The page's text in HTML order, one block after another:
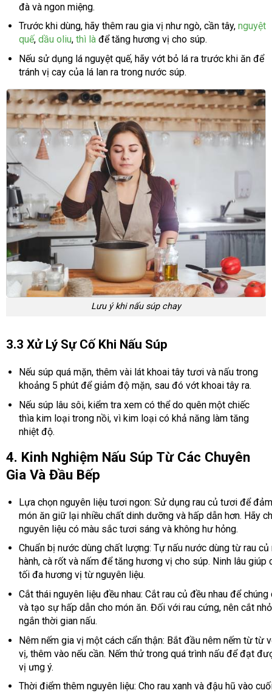
đà và ngon miệng.
Trước khi dùng, hãy thêm rau gia vị như ngò, cần tây, nguyệt
quế, dầu oliu, thì làđể tăng hương vị cho súp.
Nếu sử dụng lá nguyệt quế, hãy vớt bỏ lá ra trước khi ăn để
tránh vị cay của lá lan ra trong nước súp.
Lưu ý khi nấu súp chay
3.3 Xử Lý Sự Cố Khi Nấu Súp
Nếu súp quá mặn, thêm vài lát khoai tây tươi và nấu trong
khoảng 5 phút để giảm độ mặn, sau đó vớt khoai tây ra.
Nếu súp lâu sôi, kiểm tra xem có thể do quên một chiếc
thìa kim loại trong nồi, vì kim loại có khả năng làm tăng
nhiệt độ.
4. Kinh Nghiệm Nấu Súp Từ Các Chuyên
Gia Và Đầu Bếp
Lựa chọn nguyên liệu tươi ngon: Sử dụng rau củ tươi để
món ăn giữ lại nhiều chất dinh dưỡng và hấp dẫn hơn. Hãy
nguyên liệu có màu sắc tươi sáng và không hư hỏng.
Chuẩn bị nước dùng chất lượng: Tự nấu nước dùng từ rau củ
hành, cà rốt và nấm để tăng hương vị cho súp. Ninh lâu giúp
tối đa hương vị từ nguyên liệu.
Cắt thái nguyên liệu đều nhau: Cắt rau củ đều nhau để chúng
và tạo sự hấp dẫn cho món ăn. Đối với rau cứng, nên cắt
ngắn thời gian nấu.
Nêm nếm gia vị một cách cẩn thận: Bắt đầu nêm nếm từ từ
vị, thêm vào nếu cần. Nếm thử trong quá trình nấu để đạt
vị ưng ý.
Thời điểm thêm nguyên liệu: Cho rau xanh và đậu hũ vào